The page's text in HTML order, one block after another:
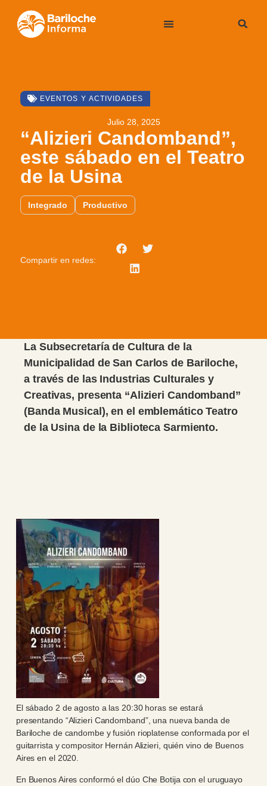
EVENTOS Y ACTIVIDADES
Julio 28, 2025
“Alizieri Candomband”,
este sábado en el Teatro
de la Usina
Integrado Productivo
Compartir en redes:
La Subsecretaría de Cultura de la
Municipalidad de San Carlos de Bariloche,
a través de las Industrias Culturales y
Creativas, presenta “Alizieri Candomband”
(Banda Musical), en el emblemático Teatro
de la Usina de la Biblioteca Sarmiento.
El sábado 2 de agosto a las 20:30 horas se estará
presentando “Alizieri Candomband”, una nueva banda de
Bariloche de candombe y fusión rioplatense conformada por el
guitarrista y compositor Hernán Alizieri, quién vino de Buenos
Aires en el 2020.
En Buenos Aires conformó el dúo Che Botija con el uruguayo